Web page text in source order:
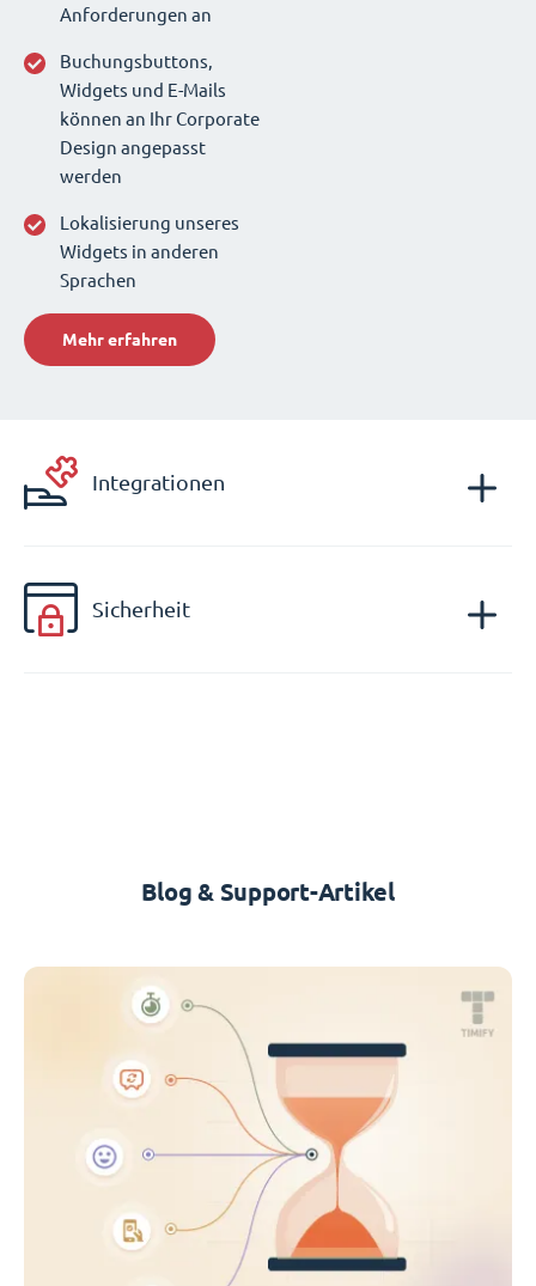
Anforderungen an
Buchungsbuttons,
Widgets und E-Mails
können an Ihr Corporate
Design angepasst
werden
Lokalisierung unseres
Widgets in anderen
Sprachen
Mehr erfahren
Integrationen
Sicherheit
Blog & Support-Artikel